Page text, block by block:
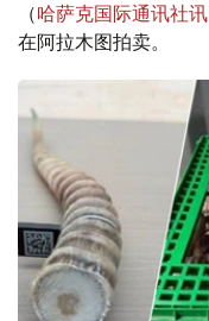
（哈萨克国际通讯社讯
在阿拉木图拍卖。